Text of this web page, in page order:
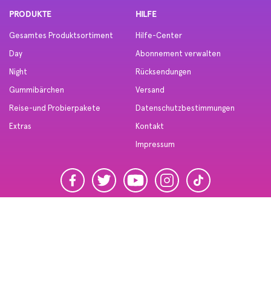
PRODUKTE
Gesamtes Produktsortiment
Day
Night
Gummibärchen
Reise-und Probierpakete
Extras
HILFE
Hilfe-Center
Abonnement verwalten
Rücksendungen
Versand
Datenschutzbestimmungen
Kontakt
Impressum